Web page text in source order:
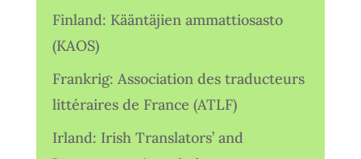
Finland: Kääntäjien ammattiosasto
(KAOS)
Frankrig: Association des traducteurs
littéraires de France (ATLF)
Irland: Irish Translators’ and